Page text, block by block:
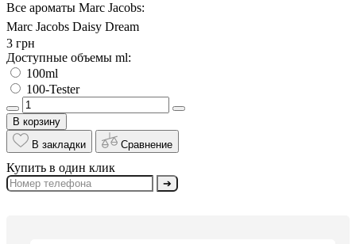
Все ароматы Marc Jacobs:
Marc Jacobs Daisy Dream
3 грн
Доступные объемы ml:
100ml
100-Tester
В корзину
В закладки
Сравнение
Купить в один клик
➔